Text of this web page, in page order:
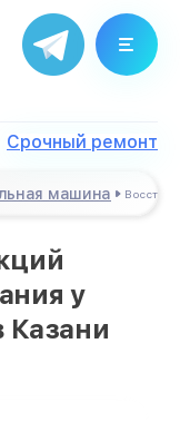
Срочный ремонт
машина
у